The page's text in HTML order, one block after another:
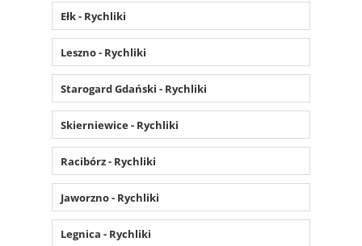
Ełk - Rychliki
Leszno - Rychliki
Starogard Gdański - Rychliki
Skierniewice - Rychliki
Racibórz - Rychliki
Jaworzno - Rychliki
Legnica - Rychliki